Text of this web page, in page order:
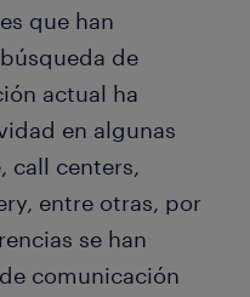
que han
de
actual ha
en algunas
call centers,
entre otras, por
se han
comunicación